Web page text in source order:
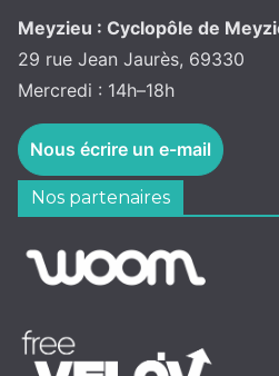
Meyzieu : Cyclopôle de
29 rue Jean Jaurès, 69330
Mercredi : 14h–18h
Nous écrire un e-mail
Nos partenaires